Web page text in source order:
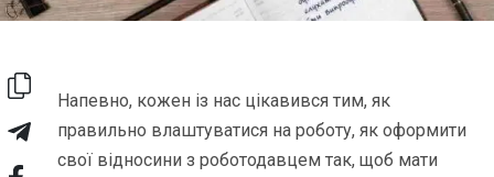
Напевно, кожен із нас цікавився тим, як
правильно влаштуватися на роботу, як оформити
свої відносини з роботодавцем так, щоб мати